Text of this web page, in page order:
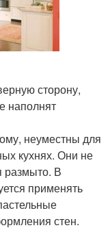
сторону,
наполнят
неуместны для
кухнях. Они не
размыто. В
применять
стен.